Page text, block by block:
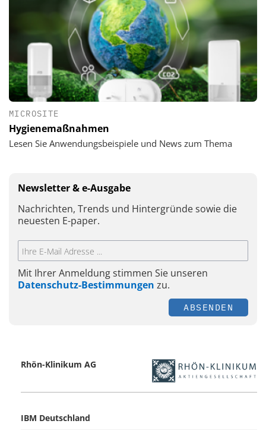
MICROSITE
Hygienemaßnahmen
Lesen Sie Anwendungsbeispiele und News zum Thema
Newsletter & e-Ausgabe
Nachrichten, Trends und Hintergründe sowie die
neuesten E-paper.
Mit Ihrer Anmeldung stimmen Sie unseren
Datenschutz-Bestimmungen zu.
ABSENDEN
Rhön-Klinikum AG
IBM Deutschland